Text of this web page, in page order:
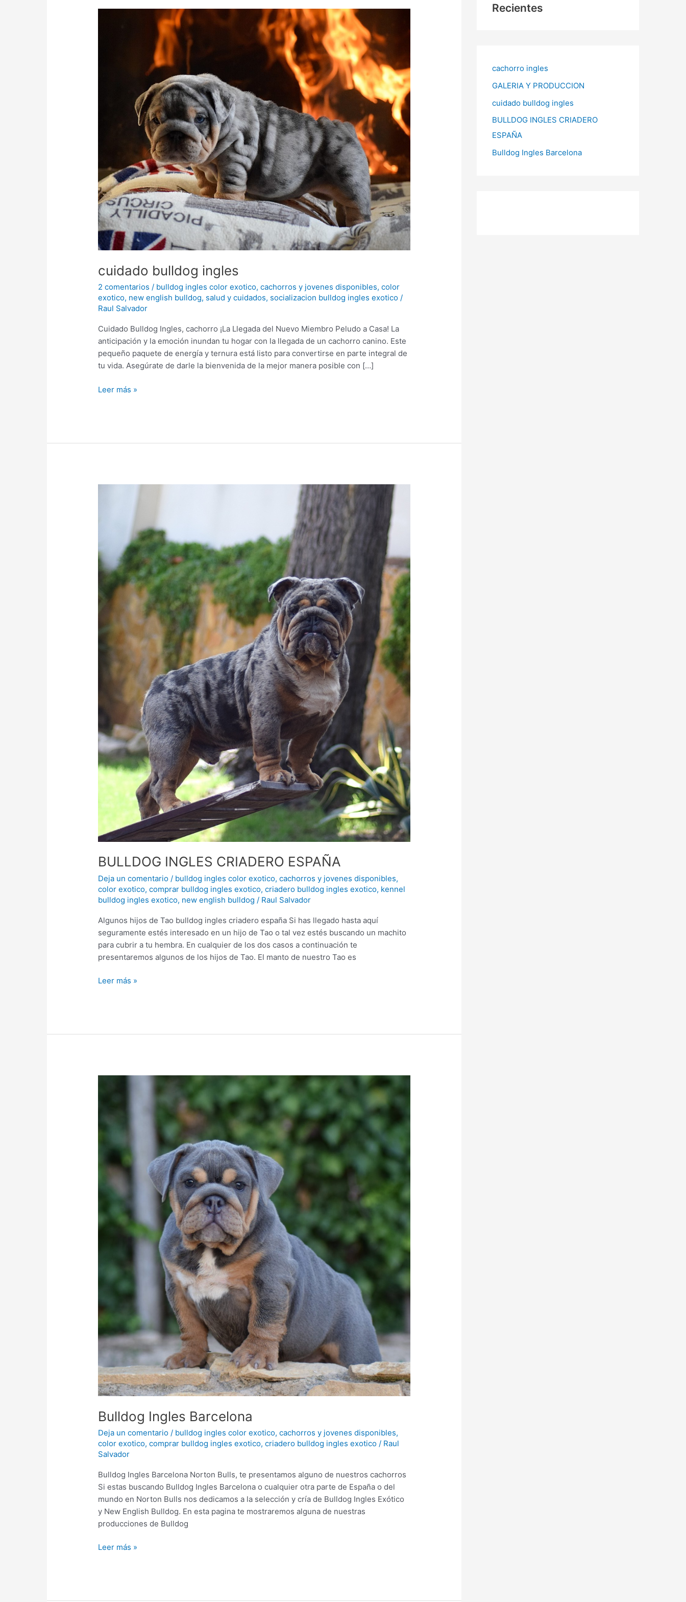
cuidado bulldog ingles
2 comentarios / bulldog ingles color exotico,cachorros y jovenes disponibles,color
exotico, new english bulldog, salud y cuidados, socializacion bulldog ingles exotico /
Raul Salvador
Cuidado Bulldog Ingles, cachorro ¡La Llegada del Nuevo Miembro Peludo a Casa! La
anticipación y la emoción inundan tu hogar con la llegada de un cachorro canino. Este
pequeño paquete de energía y ternura está listo para convertirse en parte integral de
tu vida. Asegúrate de darle la bienvenida de la mejor manera posible con […]
Leer más »
BULLDOG INGLES CRIADERO ESPAÑA
Deja un comentario / bulldog ingles color exotico,cachorros y jovenes disponibles,
color exotico,comprar bulldog ingles exotico,criadero bulldog ingles exotico, kennel
bulldog ingles exotico, new english bulldog / Raul Salvador
Algunos hijos de Tao bulldog ingles criadero españa Si has llegado hasta aquí
seguramente estés interesado en un hijo de Tao o tal vez estés buscando un machito
para cubrir a tu hembra. En cualquier de los dos casos a continuación te
presentaremos algunos de los hijos de Tao. El manto de nuestro Tao es
Leer más »
Bulldog Ingles Barcelona
Deja un comentario / bulldog ingles color exotico,cachorros y jovenes disponibles,
color exotico,comprar bulldog ingles exotico,criadero bulldog ingles exotico / Raul
Salvador
Bulldog Ingles Barcelona Norton Bulls, te presentamos alguno de nuestros cachorros
Si estas buscando Bulldog Ingles Barcelona o cualquier otra parte de España o del
mundo en Norton Bulls nos dedicamos a la selección y cría de Bulldog Ingles Exótico
y New English Bulldog. En esta pagina te mostraremos alguna de nuestras
producciones de Bulldog
Leer más »
Recientes
cachorro ingles
GALERIA Y PRODUCCION
cuidado bulldog ingles
BULLDOG INGLES CRIADERO
ESPAÑA
Bulldog Ingles Barcelona